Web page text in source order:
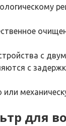
с
с
для